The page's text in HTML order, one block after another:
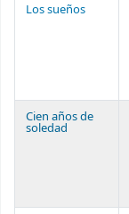
Los sueños
Cien años de
soledad